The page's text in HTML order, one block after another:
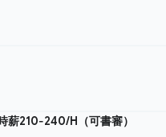
薪210-240/H（可書審）